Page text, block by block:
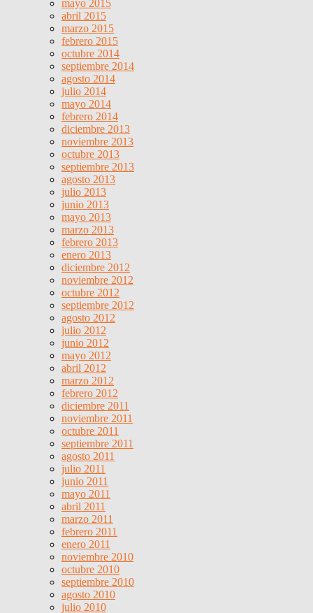
mayo 2015
abril 2015
marzo 2015
febrero 2015
octubre 2014
septiembre 2014
agosto 2014
julio 2014
mayo 2014
febrero 2014
diciembre 2013
noviembre 2013
octubre 2013
septiembre 2013
agosto 2013
julio 2013
junio 2013
mayo 2013
marzo 2013
febrero 2013
enero 2013
diciembre 2012
noviembre 2012
octubre 2012
septiembre 2012
agosto 2012
julio 2012
junio 2012
mayo 2012
abril 2012
marzo 2012
febrero 2012
diciembre 2011
noviembre 2011
octubre 2011
septiembre 2011
agosto 2011
julio 2011
junio 2011
mayo 2011
abril 2011
marzo 2011
febrero 2011
enero 2011
noviembre 2010
octubre 2010
septiembre 2010
agosto 2010
julio 2010